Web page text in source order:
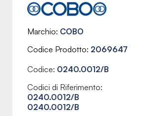
Marchio COBO
Codice Prodotto 2069647
Codice: 0240.0012/B
Codici di Riferimento:
0240.0012/B
0240.0012/B